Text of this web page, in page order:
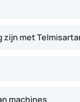
zijn met
machines